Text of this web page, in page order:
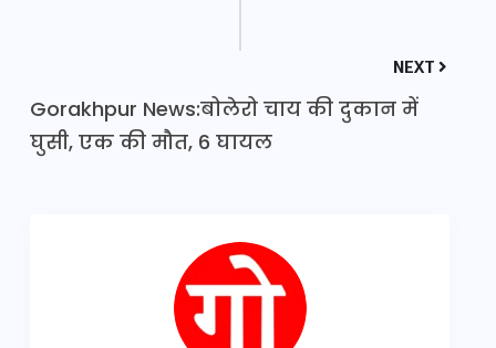
NEXT
Gorakhpur News:बोलेरो चाय की दुकान में
घुसी, एक की मौत, 6 घायल